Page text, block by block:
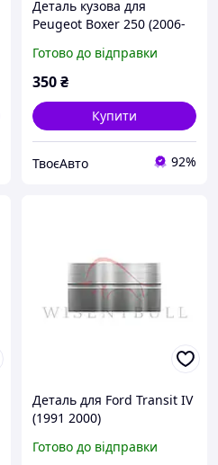
Деталь кузова для
Peugeot Boxer 250 (2006-
Готово до відправки
350₴
Купити
ТвоєАвто 92%
Деталь для Ford Transit IV
(1991 2000)
Готово до відправки